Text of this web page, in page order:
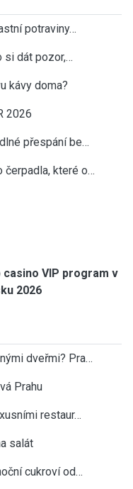
potraviny…
si dát pozor,…
kávy doma?
2026
přespání be…
čerpadla, které o…
casino VIP program v
2026
dveřmi? Pra…
Prahu
restaur…
salát
cukroví od…